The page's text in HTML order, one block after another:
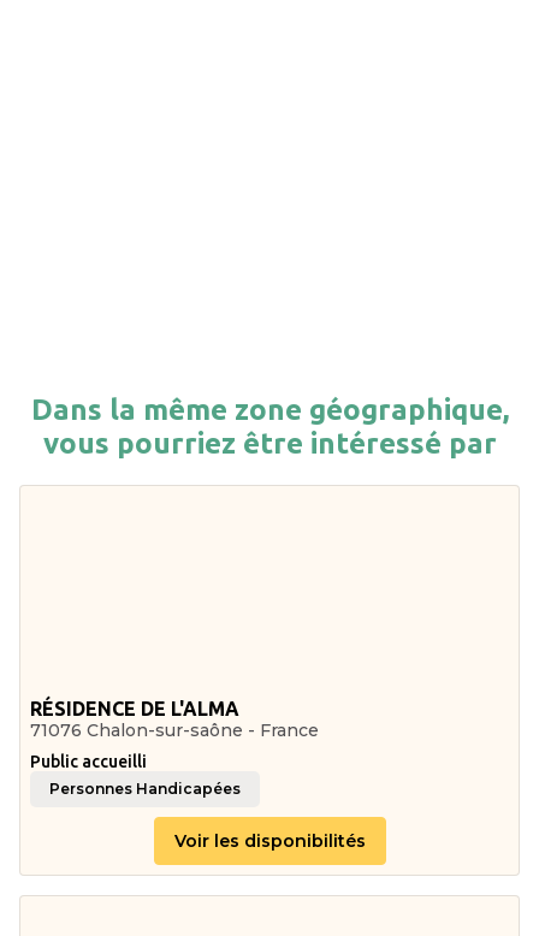
Dans la même zone géographique,
vous pourriez être intéressé par
RÉSIDENCE DE L'ALMA
71076 Chalon-sur-saône - France
Public accueilli
Personnes Handicapées
Voir les disponibilités